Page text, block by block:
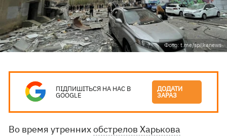
Фото: t.me/spilkanews
ПІДПИШІТЬСЯ НА НАС В
GOOGLE
ДОДАТИ
ЗАРАЗ
Во время утреннихобстрелов Харькова